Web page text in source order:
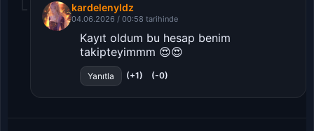
kardelenyldz
04.06.2026 / 00:58 tarihinde
Kayıt oldum bu hesap benim
takipteyimmm 😍😍
Yanıtla (+1) (-0)